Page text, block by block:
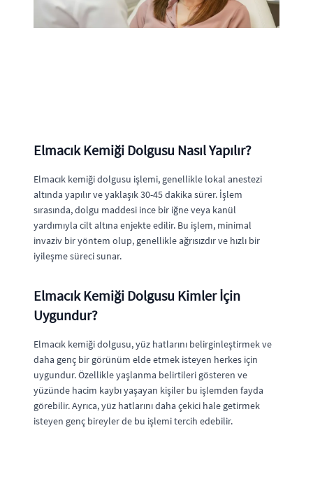
Elmacık Kemiği Dolgusu Nasıl Yapılır?
Elmacık kemiği dolgusu işlemi, genellikle lokal anestezi
altında yapılır ve yaklaşık 30-45 dakika sürer. İşlem
sırasında, dolgu maddesi ince bir iğne veya kanül
yardımıyla cilt altına enjekte edilir. Bu işlem, minimal
invaziv bir yöntem olup, genellikle ağrısızdır ve hızlı bir
iyileşme süreci sunar.
Elmacık Kemiği Dolgusu Kimler İçin
Uygundur?
Elmacık kemiği dolgusu, yüz hatlarını belirginleştirmek ve
daha genç bir görünüm elde etmek isteyen herkes için
uygundur. Özellikle yaşlanma belirtileri gösteren ve
yüzünde hacim kaybı yaşayan kişiler bu işlemden fayda
görebilir. Ayrıca, yüz hatlarını daha çekici hale getirmek
isteyen genç bireyler de bu işlemi tercih edebilir.